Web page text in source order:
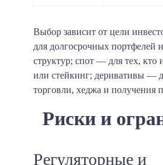
Выбор зависит от цели
для долгосрочных портфелей
структур; спот — для тех, кто
или стейкинг; деривативы —
торговли, хеджа и получения
Риски и
Регуляторные и